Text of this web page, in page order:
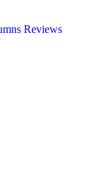
Reviews